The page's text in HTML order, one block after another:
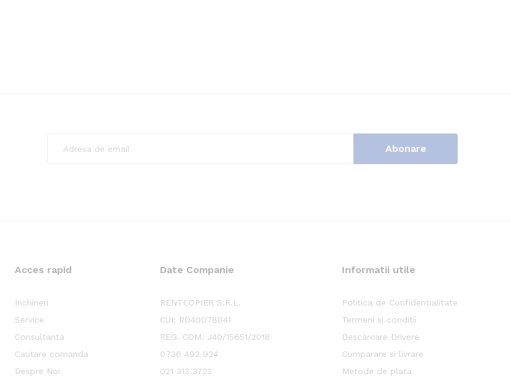
Acces rapid
Inchirieri
Service
Consultanta
Cautare comanda
Despre Noi
Date Companie
RENTCOPIER S.R.L.
CUI: RO40078041
REG. COM: J40/15651/2018
0736 492 924
021 313 3723
Informatii utile
Politica de Confidentialitate
Termeni si conditii
Descarcare Drivere
Cumparare si livrare
Metode de plata